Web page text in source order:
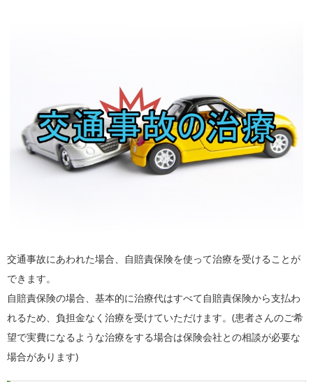
交通事故にあわれた場合、自賠責保険を使って治療を受けることが
できます。
自賠責保険の場合、基本的に治療代はすべて自賠責保険から支払わ
れるため、負担金なく治療を受けていただけます。(患者さんのご希
望で実費になるような治療をする場合は保険会社との相談が必要な
場合があります)